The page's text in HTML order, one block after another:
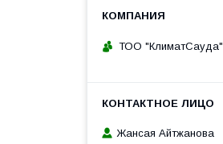
ТОО "КлиматСауда"
Жансая Айтжанова